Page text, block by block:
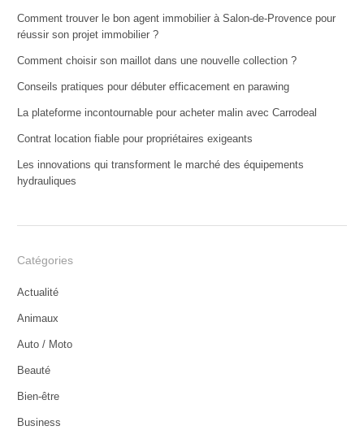
Comment trouver le bon agent immobilier à Salon-de-Provence pour
réussir son projet immobilier ?
Comment choisir son maillot dans une nouvelle collection ?
Conseils pratiques pour débuter efficacement en parawing
La plateforme incontournable pour acheter malin avec Carrodeal
Contrat location fiable pour propriétaires exigeants
Les innovations qui transforment le marché des équipements
hydrauliques
Catégories
Actualité
Animaux
Auto / Moto
Beauté
Bien-être
Business